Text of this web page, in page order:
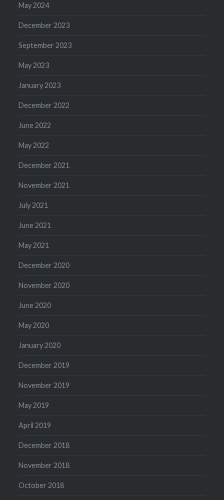
May 2024
December 2023
September 2023
May 2023
January 2023
December 2022
June 2022
May 2022
December 2021
November 2021
July 2021
June 2021
May 2021
December 2020
November 2020
June 2020
May 2020
January 2020
December 2019
November 2019
May 2019
April 2019
December 2018
November 2018
October 2018